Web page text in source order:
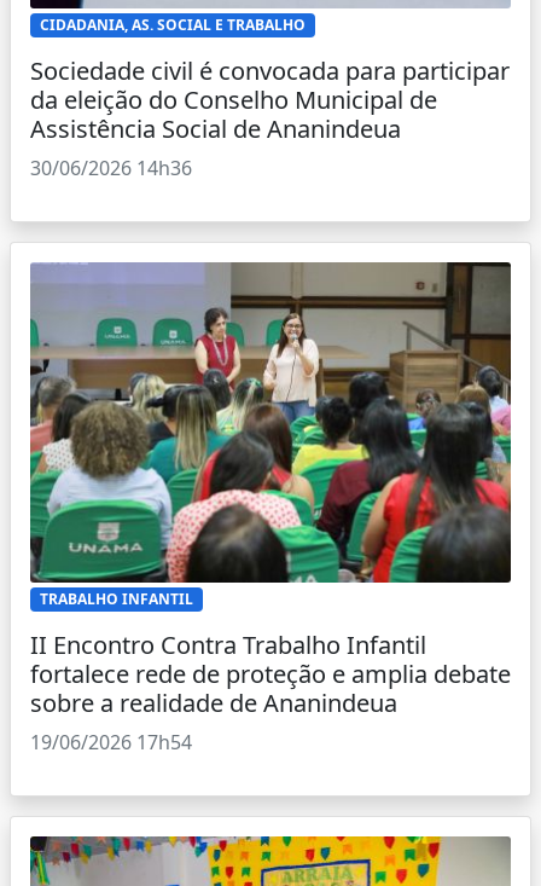
CIDADANIA, AS. SOCIAL E TRABALHO
Sociedade civil é convocada para participar
da eleição do Conselho Municipal de
Assistência Social de Ananindeua
30/06/2026 14h36
TRABALHO INFANTIL
II Encontro Contra Trabalho Infantil
fortalece rede de proteção e amplia debate
sobre a realidade de Ananindeua
19/06/2026 17h54